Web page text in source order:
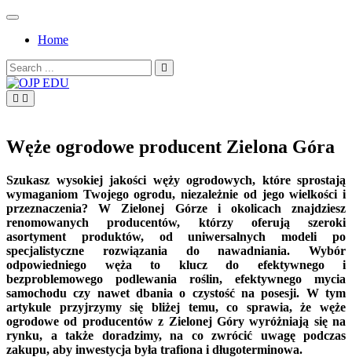
Skip
contentHome
Search
for:
Węże ogrodowe producent Zielona Góra
Szukasz wysokiej jakości węży ogrodowych, które sprostają
wymaganiom Twojego ogrodu, niezależnie od jego wielkości i
przeznaczenia? W Zielonej Górze i okolicach znajdziesz
renomowanych producentów, którzy oferują szeroki
asortyment produktów, od uniwersalnych modeli po
specjalistyczne rozwiązania do nawadniania. Wybór
odpowiedniego węża to klucz do efektywnego i
bezproblemowego podlewania roślin, efektywnego mycia
samochodu czy nawet dbania o czystość na posesji. W tym
artykule przyjrzymy się bliżej temu, co sprawia, że węże
ogrodowe od producentów z Zielonej Góry wyróżniają się na
rynku, a także doradzimy, na co zwrócić uwagę podczas
zakupu, aby inwestycja była trafiona i długoterminowa.